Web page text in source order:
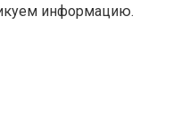
информацию.